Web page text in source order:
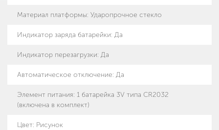
Материал платформы: Ударопрочное стекло
Индикатор заряда батарейки: Да
Индикатор перезагрузки: Да
Автоматическое отключение: Да
Элемент питания: 1 батарейка 3V типа CR2032
(включена в комплект)
Цвет: Рисунок